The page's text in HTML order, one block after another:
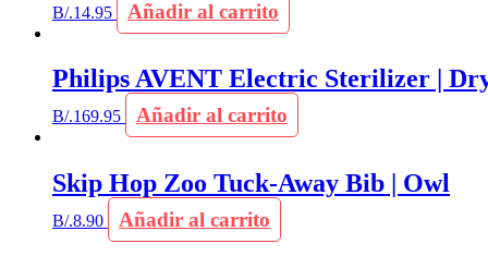
B/.14.95 Añadir al carrito
Philips AVENT Electric Sterilizer |
B/.169.95 Añadir al carrito
Skip Hop Zoo Tuck-Away Bib | Owl
B/.8.90 Añadir al carrito